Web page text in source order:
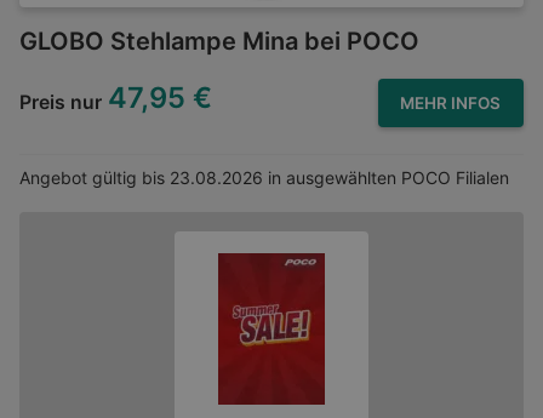
GLOBO Stehlampe Mina bei POCO
Preis nur 47,95 € MEHR INFOS
Angebot gültig bis 23.08.2026 in ausgewählten POCO Filialen